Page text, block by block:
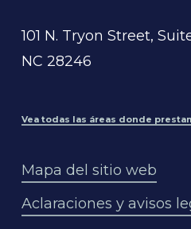
101 N. Tryon Street,
NC 28246
Vea todas las áreas donde
Mapa del sitio web
Aclaraciones y avisos